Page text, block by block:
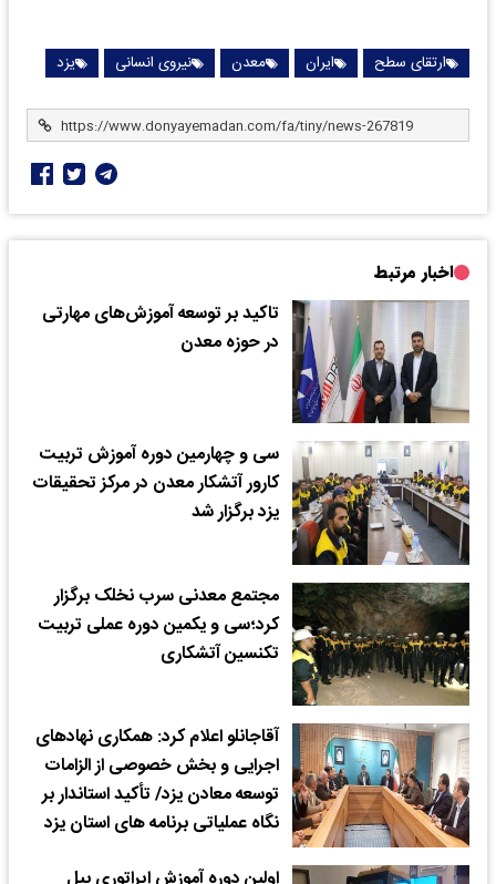
ارتقای سطح ایران معدن نیروی انسانی یزد
اخبار مرتبط
تاکید بر توسعه آموزش‌های مهارتی
در حوزه معدن
سی و چهارمین دوره آموزش تربیت
کارور آتشکار معدن در مرکز تحقیقات
یزد برگزار شد
مجتمع معدنی سرب نخلک برگزار
کرد؛سی و یکمین دوره عملی تربیت
تکنسین آتشکاری
آقاجانلو اعلام کرد: همکاری نهادهای
اجرایی و بخش خصوصی از الزامات
توسعه معادن یزد/ تأکید استاندار بر
نگاه عملیاتی برنامه های استان یزد